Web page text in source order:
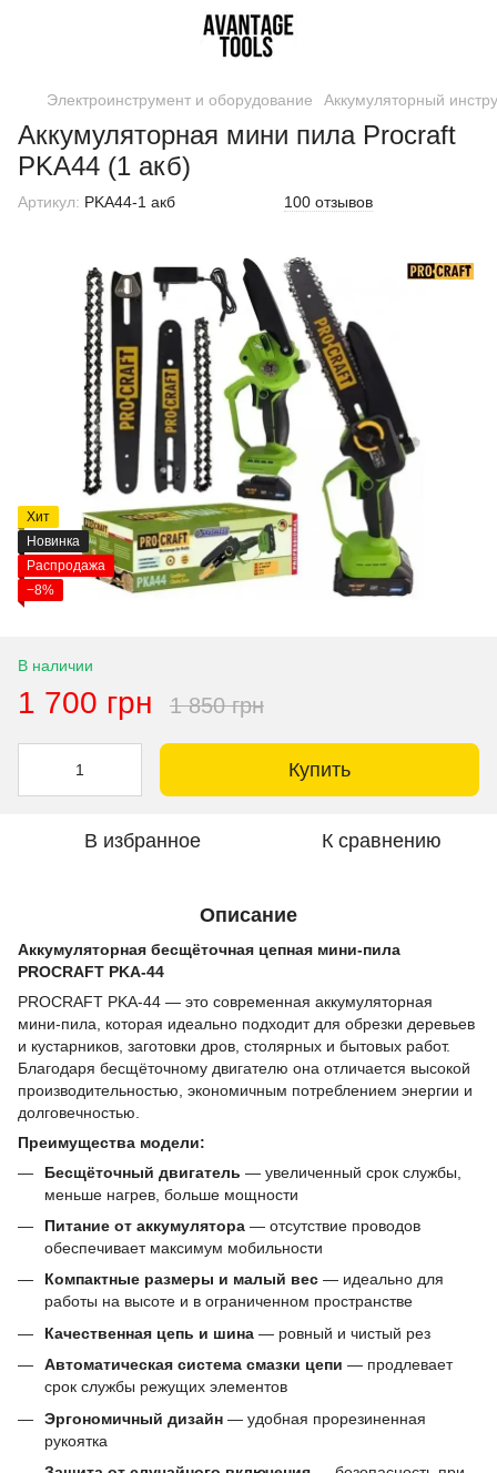
Электроинструмент и оборудование Аккумуляторный
Аккумуляторная мини пила Procraft
PKA44 (1 акб)
Артикул: PKA44-1 акб 100 отзывов
Хит
Новинка
Распродажа
−8%
В наличии
1 700 грн 1 850 грн
Купить
В избранное К сравнению
Описание
Аккумуляторная бесщёточная цепная мини-пила
PROCRAFT PKA-44
PROCRAFT PKA-44 — это современная аккумуляторная
мини-пила, которая идеально подходит для обрезки деревьев
и кустарников, заготовки дров, столярных и бытовых работ.
Благодаря бесщёточному двигателю она отличается высокой
производительностью, экономичным потреблением энергии и
долговечностью.
Преимущества модели:
Бесщёточный двигатель — увеличенный срок службы,
меньше нагрев, больше мощности
Питание от аккумулятора — отсутствие проводов
обеспечивает максимум мобильности
Компактные размеры и малый вес — идеально для
работы на высоте и в ограниченном пространстве
Качественная цепь и шина — ровный и чистый рез
Автоматическая система смазки цепи — продлевает
срок службы режущих элементов
Эргономичный дизайн — удобная прорезиненная
рукоятка